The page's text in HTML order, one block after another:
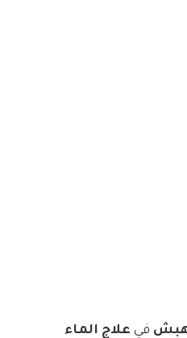
في علاج الماء